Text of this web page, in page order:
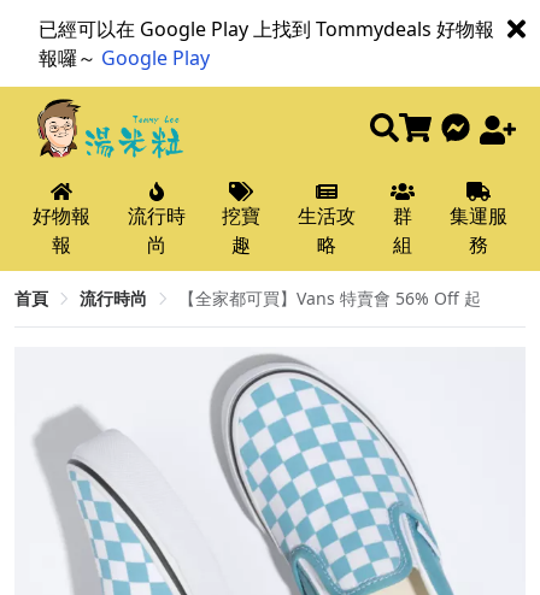
已經可以在 Google Play 上找到 Tommydeals 好物報
報囉～ Google Play
好物報
報
流行時
尚
挖寶
趣
生活攻
略
群
組
集運服
務
首頁 流行時尚 【全家都可買】Vans 特賣會 56% Off 起